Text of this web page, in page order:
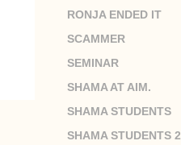
RONJA ENDED IT
SCAMMER
SEMINAR
SHAMA AT AIM.
SHAMA STUDENTS
SHAMA STUDENTS 2